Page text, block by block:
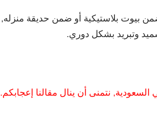
بيوت بلاستيكية أو ضمن حديقة منزله,
وتبريد بشكل دوري.
نتمنى أن ينال مقالنا إعجابكم.